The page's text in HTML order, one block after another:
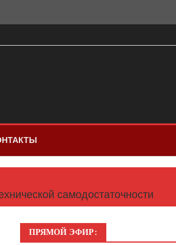
самодостаточности
ПРЯМОЙ ЭФИР: